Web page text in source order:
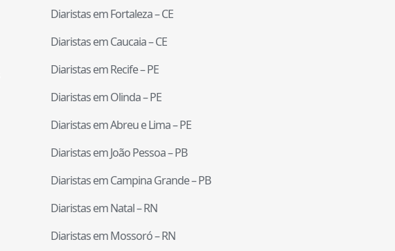
Diaristas emFortaleza–CE
Diaristas emCaucaia–CE
Diaristas emRecife–PE
Diaristas emOlinda–PE
Diaristas emAbreu e Lima–PE
Diaristas emJoão Pessoa–PB
Diaristas emCampina Grande–PB
Diaristas emNatal–RN
Diaristas emMossoró–RN